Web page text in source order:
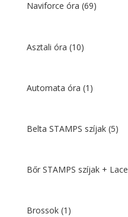
Naviforce óra (69)
Asztali óra (10)
Automata óra (1)
Belta STAMPS szíjak (5)
Bőr STAMPS szíjak + Lace
Brossok (1)